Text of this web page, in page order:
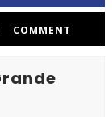
COMMENT